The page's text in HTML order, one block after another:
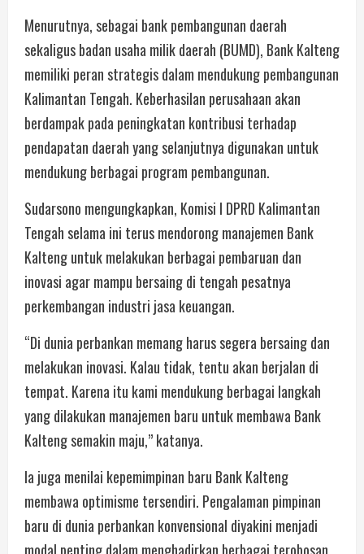
Menurutnya, sebagai bank pembangunan daerah
sekaligus badan usaha milik daerah (BUMD), Bank Kalteng
memiliki peran strategis dalam mendukung pembangunan
Kalimantan Tengah. Keberhasilan perusahaan akan
berdampak pada peningkatan kontribusi terhadap
pendapatan daerah yang selanjutnya digunakan untuk
mendukung berbagai program pembangunan.
Sudarsono mengungkapkan, Komisi I DPRD Kalimantan
Tengah selama ini terus mendorong manajemen Bank
Kalteng untuk melakukan berbagai pembaruan dan
inovasi agar mampu bersaing di tengah pesatnya
perkembangan industri jasa keuangan.
“Di dunia perbankan memang harus segera bersaing dan
melakukan inovasi. Kalau tidak, tentu akan berjalan di
tempat. Karena itu kami mendukung berbagai langkah
yang dilakukan manajemen baru untuk membawa Bank
Kalteng semakin maju,” katanya.
Ia juga menilai kepemimpinan baru Bank Kalteng
membawa optimisme tersendiri. Pengalaman pimpinan
baru di dunia perbankan konvensional diyakini menjadi